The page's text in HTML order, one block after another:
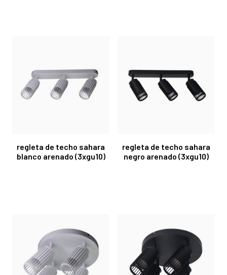
regleta de techo sahara
blanco arenado (3xgu10)
regleta de techo sahara
negro arenado (3xgu10)